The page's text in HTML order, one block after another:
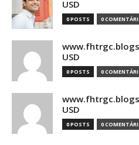
USD
0 POSTS 0
USD
0 POSTS 0
USD
0 POSTS 0